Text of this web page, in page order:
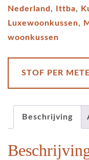
Nederland , Ittba,
Luxewoonkussen,
woonkussen
STOF PER
Beschrijving